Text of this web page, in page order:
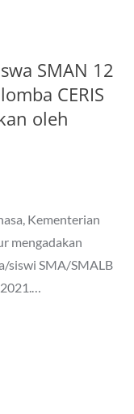
SMAN 12
CERIS
oleh
Kementerian
mengadakan
siswi SMA/SMALB